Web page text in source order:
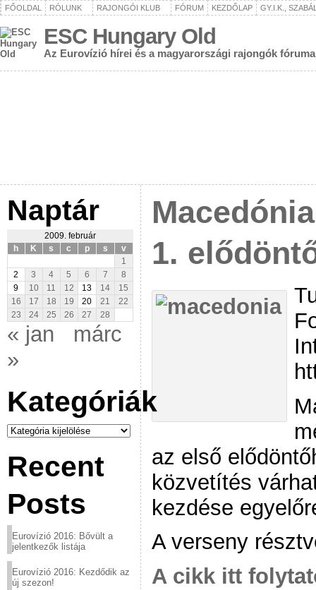
FŐOLDAL RÓLUNK RAJONGÓI KLUB FÓRUM KEZDŐLAP GY.I.K.,
ESC Hungary Old
Az Eurovízió hírei és a magyarországi rajongók fóruma
Naptár
2009. február
h
K s c p s
v
1
2
3 4 5 6 7
8
9
10 11 12 13 14
15
16
17 18 19 20 21
22
23
24 25 26 27 28
« jan
márc
»
Kategóriák
Kategóriák
Recent
Posts
Eurovízió 2016: Bővült a
jelentkezők listája
Eurovízió 2016: Kezdődik az
új szezon!
1.
az első
közvetítés
kezdése
A verseny
A cikk itt